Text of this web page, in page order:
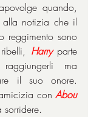
quando,
notizia che il
reggimento sono
Harry parte
ma
il suo onore.‎
con Abou